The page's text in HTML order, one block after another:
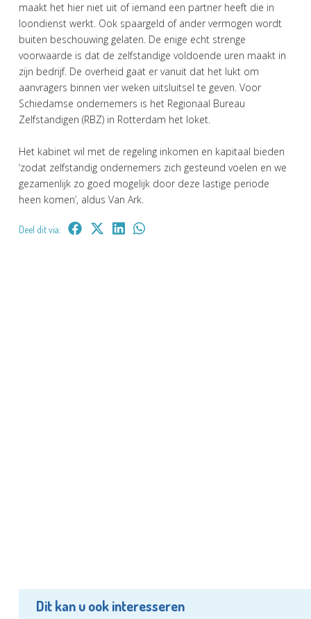
maakt het hier niet uit of iemand een partner heeft die in
loondienst werkt. Ook spaargeld of ander vermogen wordt
buiten beschouwing gelaten. De enige echt strenge
voorwaarde is dat de zelfstandige voldoende uren maakt in
zijn bedrijf. De overheid gaat er vanuit dat het lukt om
aanvragers binnen vier weken uitsluitsel te geven. Voor
Schiedamse ondernemers is het Regionaal Bureau
Zelfstandigen (RBZ) in Rotterdam het loket.
Het kabinet wil met de regeling inkomen en kapitaal bieden
‘zodat zelfstandig ondernemers zich gesteund voelen en we
gezamenlijk zo goed mogelijk door deze lastige periode
heen komen’, aldus Van Ark.
Deel dit via:
Dit kan u ook interesseren